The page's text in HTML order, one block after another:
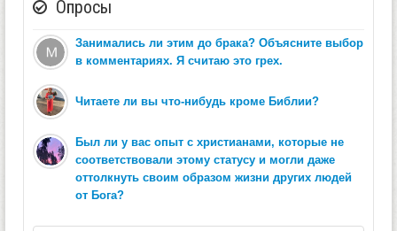
Опросы
Занимались ли этим до брака? Объясните выбор
в комментариях. Я считаю это грех.
Читаете ли вы что-нибудь кроме Библии?
Был ли у вас опыт с христианами, которые не
соответствовали этому статусу и могли даже
оттолкнуть своим образом жизни других людей
от Бога?